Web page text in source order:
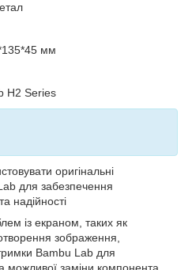
мм
H2 Series
оригінальні
для забезпечення
надійності
із екраном, таких як
зображення,
Bambu Lab для